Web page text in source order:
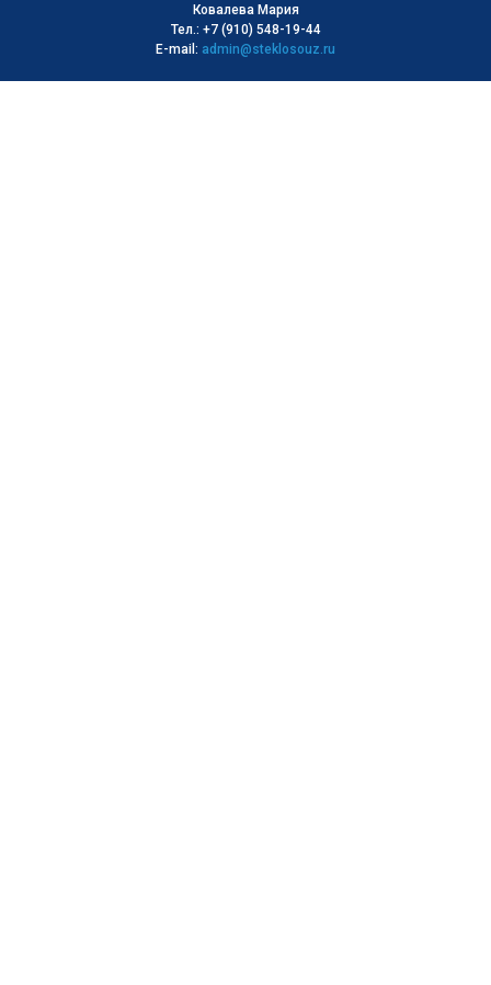
Ковалева Мария
Тел.: +7 (910) 548-19-44
E-mail: admin@steklosouz.ru